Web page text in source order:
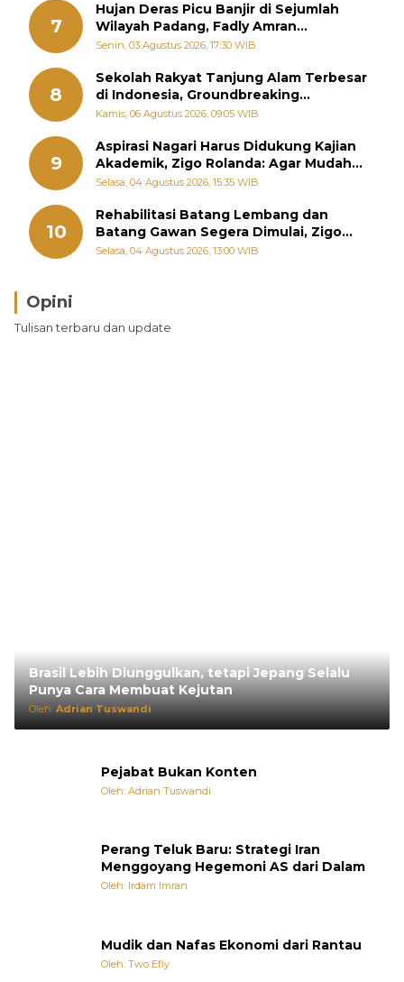
7
Hujan Deras Picu Banjir di Sejumlah
Wilayah Padang, Fadly Amran
Perintahkan OPD Siaga
Senin, 03 Agustus 2026, 17:30 WIB
8
Sekolah Rakyat Tanjung Alam Terbesar
di Indonesia, Groundbreaking
September
Kamis, 06 Agustus 2026, 09:05 WIB
9
Aspirasi Nagari Harus Didukung Kajian
Akademik, Zigo Rolanda: Agar Mudah
Diperjuangkan di Kementerian
Selasa, 04 Agustus 2026, 15:35 WIB
10
Rehabilitasi Batang Lembang dan
Batang Gawan Segera Dimulai, Zigo
Rolanda Pastikan Proyek Berjalan
Selasa, 04 Agustus 2026, 13:00 WIB
Opini
Tulisan terbaru dan update
Brasil Lebih Diunggulkan, tetapi Jepang Selalu
Punya Cara Membuat Kejutan
Oleh: Adrian Tuswandi
Pejabat Bukan Konten
Oleh: Adrian Tuswandi
Perang Teluk Baru: Strategi Iran
Menggoyang Hegemoni AS dari Dalam
Oleh: Irdam Imran
Mudik dan Nafas Ekonomi dari Rantau
Oleh: Two Efly